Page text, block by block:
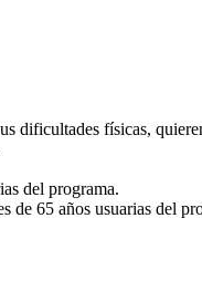
dificultades físicas,
del programa.
de 65 años usuarias del